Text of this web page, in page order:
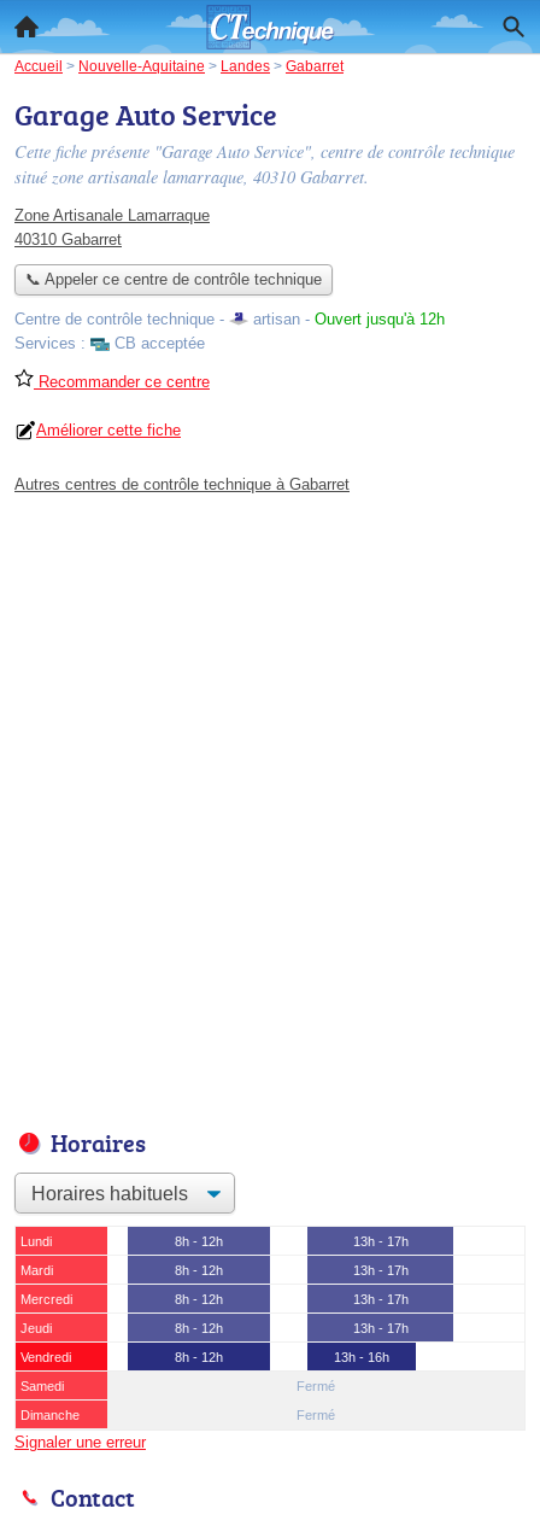
Accueil > Nouvelle-Aquitaine > Landes > Gabarret
Garage Auto Service
Cette fiche présente "Garage Auto Service", centre de contrôle technique
situé zone artisanale lamarraque, 40310 Gabarret.
Zone Artisanale Lamarraque
40310 Gabarret
📞 Appeler ce centre de contrôle technique
Centre de contrôle technique - artisan - Ouvert jusqu'à 12h
Services :
CB acceptée
Recommander ce centre
Améliorer cette fiche
Autres centres de contrôle technique à Gabarret
Horaires
Lundi 8h - 12h
13h - 17h
Mardi
8h - 12h
13h - 17h
Mercredi
8h - 12h
13h - 17h
Jeudi
8h - 12h
13h - 17h
Vendredi
8h - 12h
13h - 16h
Samedi
Fermé
Dimanche
Fermé
Signaler une erreur
Contact